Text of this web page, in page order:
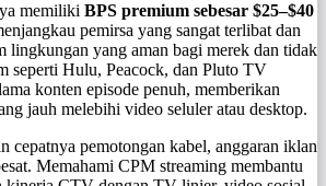
memiliki BPS premium sebesar $25–$40
pemirsa yang sangat terlibat dan
lingkungan yang aman bagi merek dan tidak
seperti Hulu, Peacock, dan Pluto TV
konten episode penuh, memberikan
jauh melebihi video seluler atau desktop.
cepatnya pemotongan kabel, anggaran iklan
Memahami CPM streaming membantu